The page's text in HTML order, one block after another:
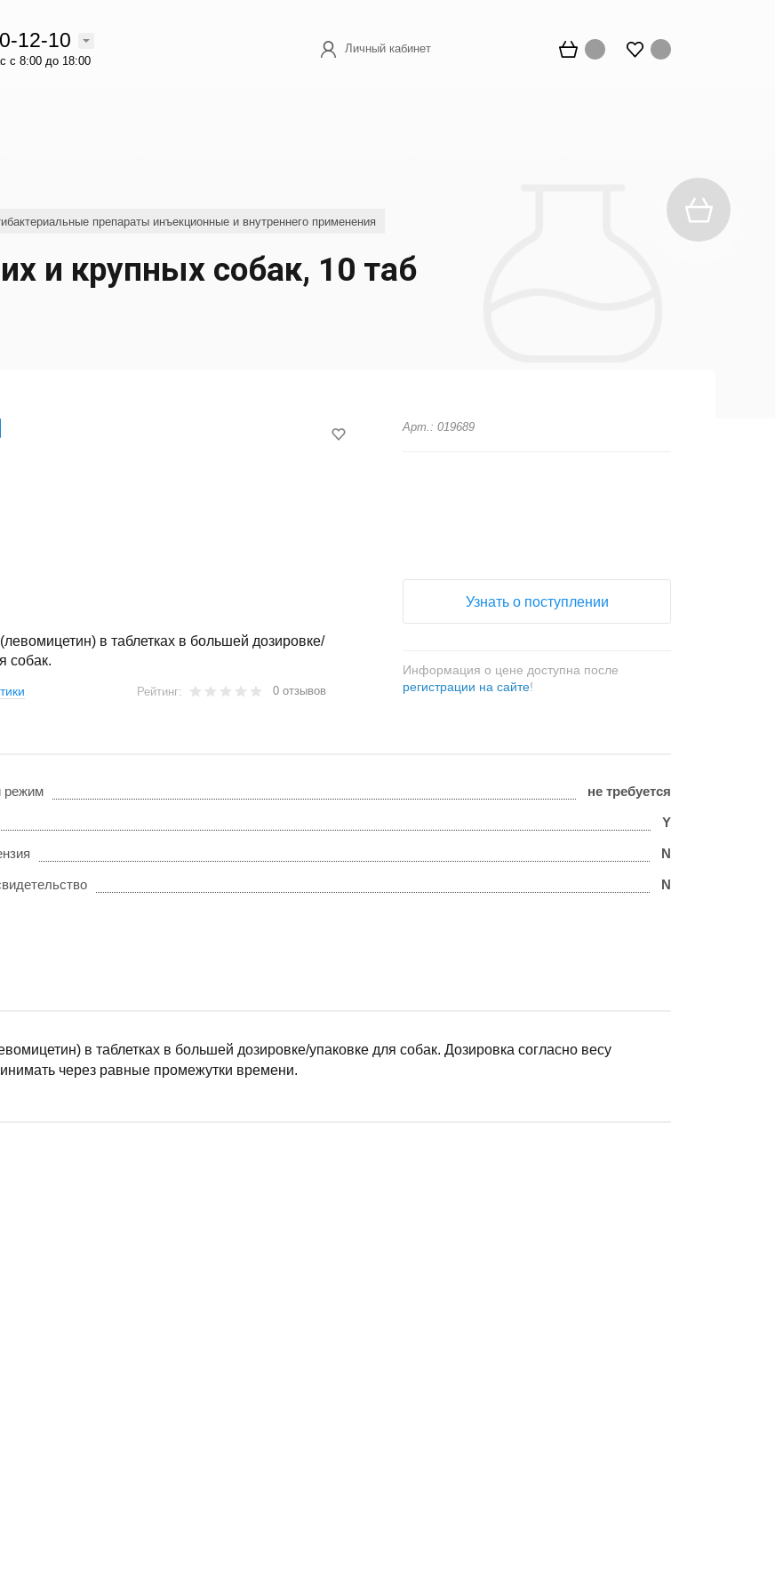
12-10
с 8:00 до 18:00
Личный кабинет
препараты инъекционные и внутреннего применения
и крупных собак, 10 таб
в таблетках в большей дозировке/
собак.
Рейтинг: 0 отзывов
Арт.: 019689
Узнать о поступлении
Информация о цене доступна после
регистрации на сайте!
режим не требуется
Y
N
N
в таблетках в большей дозировке/упаковке для собак. Дозировка согласно весу
через равные промежутки времени.